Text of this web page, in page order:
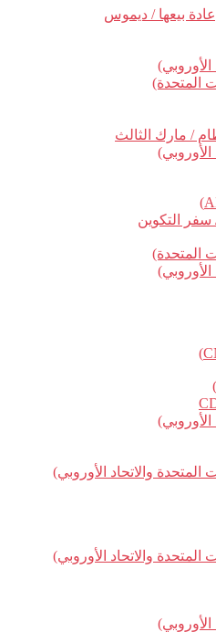
بيعها / ديموس
الأوروبي)
المتحدة)
/ مارك الثالث
الأوروبي)
المتحدة)
الأوروبي)
الأوروبي)
المتحدة والاتحاد الأوروبي)
المتحدة والاتحاد الأوروبي)
الأوروبي)